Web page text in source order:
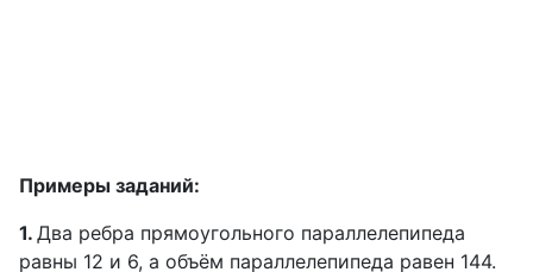
Примеры заданий:
1. Два ребра прямоугольного параллелепипеда
равны 12 и 6, а объём параллелепипеда равен 144.